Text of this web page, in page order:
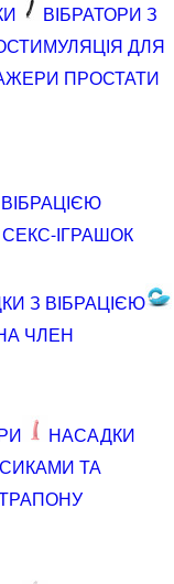
ВІБРАТОРИ З
ДЛЯ
ПРОСТАТИ
ІГРАШОК
З ВІБРАЦІЄЮ
ЧЛЕН
НАСАДКИ
ТА